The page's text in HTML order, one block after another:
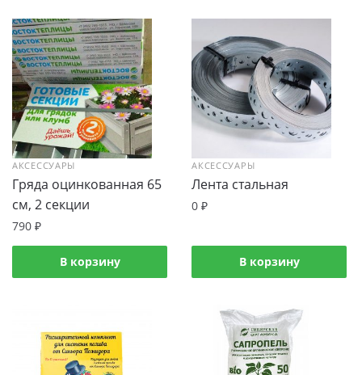
АКСЕССУАРЫ
Гряда оцинкованная 65
см, 2 секции
790 ₽
В корзину
АКСЕССУАРЫ
Лента стальная
0₽
В корзину